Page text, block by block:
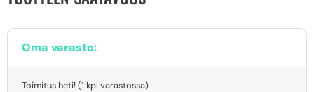
Oma varasto:
Toimitus heti! (1 kpl varastossa)